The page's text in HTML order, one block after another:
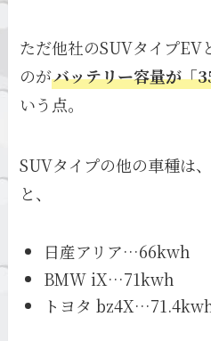
ただ他社のSUVタイプEV
のがバッテリー容量が「
いう点。
SUVタイプの他の車種は
と、
日産アリア…66kwh
BMW iX…71kwh
トヨタ